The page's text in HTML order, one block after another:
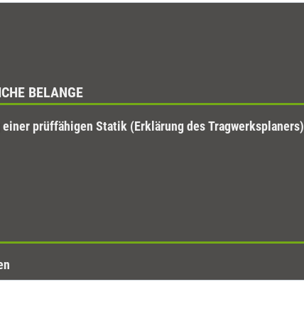
BELANGE
prüffähigen Statik (Erklärung des Tragwerksplaners)